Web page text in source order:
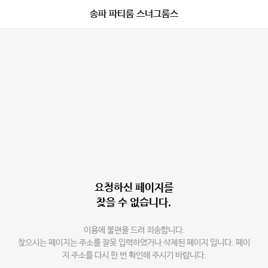
송파 파티룸 스너그룸스
요청하신 페이지를
찾을 수 없습니다.
이용에 불편을 드려 죄송합니다.
찾으시는 페이지는 주소를 잘못 입력하였거나 삭제된 페이지 입니다. 페이
지 주소를 다시 한 번 확인해 주시기 바랍니다.